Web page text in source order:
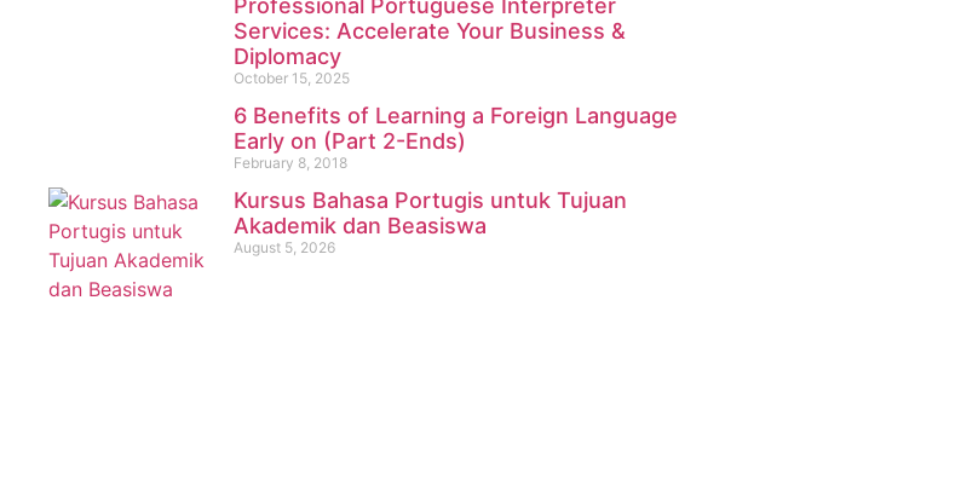
Professional Portuguese Interpreter
Services: Accelerate Your Business &
Diplomacy
October 15, 2025
6 Benefits of Learning a Foreign Language
Early on (Part 2-Ends)
February 8, 2018
Kursus Bahasa Portugis untuk Tujuan
Akademik dan Beasiswa
August 5, 2026